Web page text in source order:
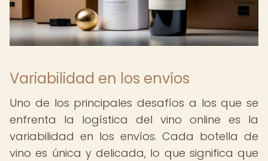
Variabilidad en los envíos
Uno de los principales desafíos a los que se
enfrenta la logística del vino online es la
variabilidad en los envíos. Cada botella de
vino es única y delicada, lo que significa que